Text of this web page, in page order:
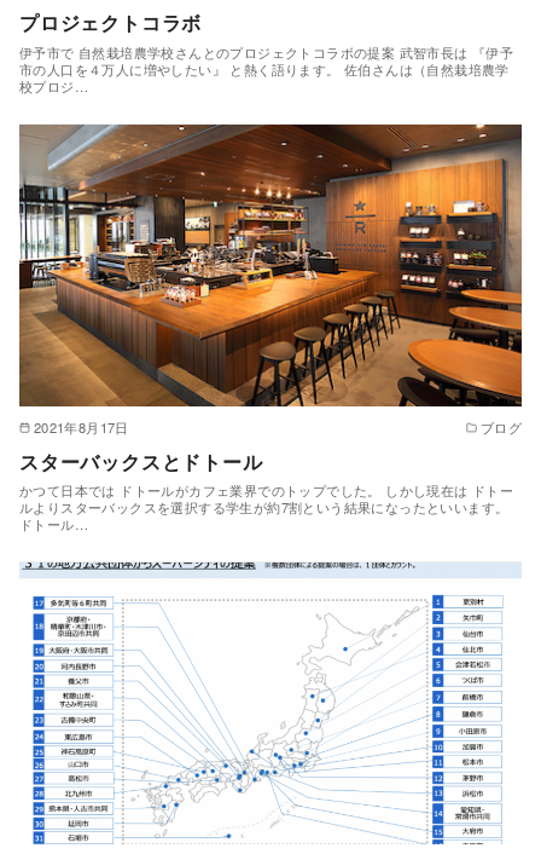
プロジェクトコラボ
伊予市で 自然栽培農学校さんとのプロジェクトコラボの提案 武智市長は 『伊予
市の人口を４万人に増やしたい』 と熱く語ります。 佐伯さんは（自然栽培農学
校プロジ…
2021年8月17日 ブログ
スターバックスとドトール
かつて日本では ドトールがカフェ業界でのトップでした。 しかし現在は ドトー
ルよりスターバックスを選択する学生が約7割という結果になったといいます。
ドトール…